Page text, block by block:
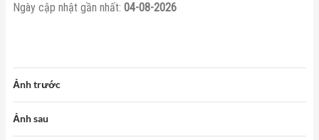
Ngày cập nhật gần nhất: 04-08-2026
Ảnh trước
Ảnh sau